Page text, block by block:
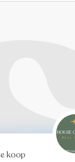
koop